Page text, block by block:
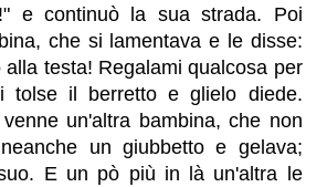
e continuò la sua strada. Poi
che si lamentava e le disse:
alla testa! Regalami qualcosa per
tolse il berretto e glielo diede.
un'altra bambina, che non
un giubbetto e gelava;
E un pò più in là un'altra le